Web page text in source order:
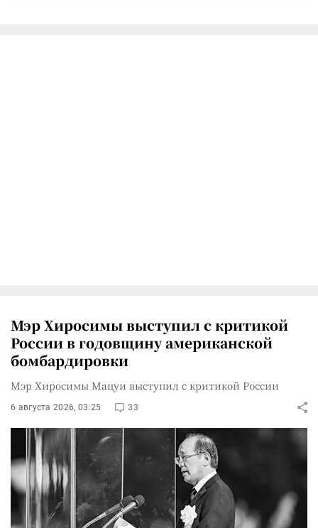
Мэр Хиросимы выступил с критикой
России в годовщину американской
бомбардировки
Мэр Хиросимы Мацуи выступил с критикой России
6 августа 2026, 03:25 33